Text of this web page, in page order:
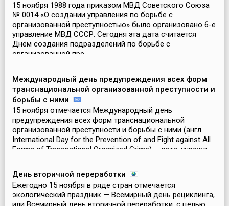
15 ноября 1988 года приказом МВД Советского Союза
№ 0014 «О создании управления по борьбе с
организованной преступностью» было организовано 6-е
управление МВД СССР. Сегодня эта дата считается
Днём создания подразделений по борьбе с
организованной пре...
Международный день предупреждения всех форм
транснациональной организованной преступности и
борьбы с ними
15 ноября отмечается Международный день
предупреждения всех форм транснациональной
организованной преступности и борьбы с ними (англ.
International Day for the Prevention of and Fight against All
Forms of Transnational Organized Crime) – дата, учрежд...
День вторичной переработки
Ежегодно 15 ноября в ряде стран отмечается
экологический праздник — Всемирный день рециклинга,